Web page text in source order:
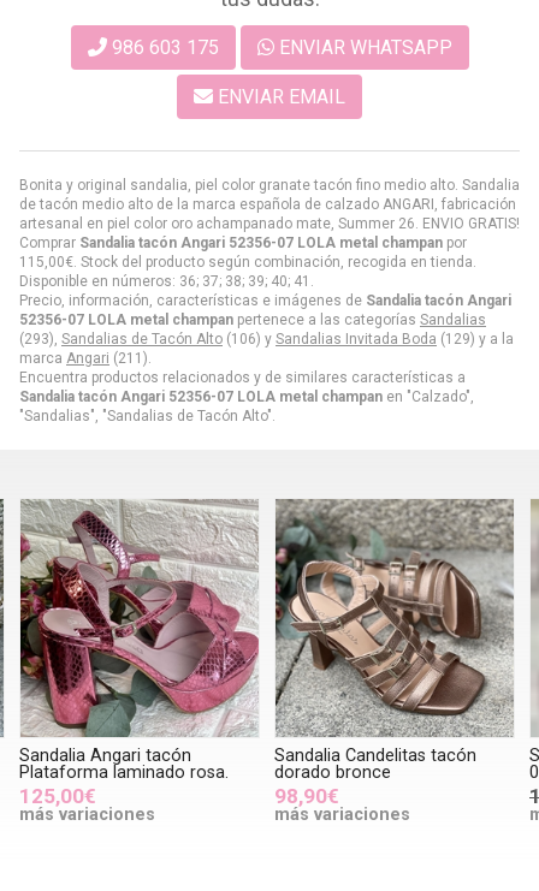
Bonita y original sandalia, piel color granate tacón fino medio alto. Sandalia
de tacón medio alto de la marca española de calzado ANGARI, fabricación
artesanal en piel color oro achampanado mate, Summer 26. ENVIO GRATIS!
Comprar Sandalia tacón Angari 52356-07 LOLA metal champan por
115,00€ . Stock del producto según combinación, recogida en tienda.
Disponible en números: 36; 37; 38; 39; 40; 41.
Precio, información, características e imágenes de Sandalia tacón Angari
52356-07 LOLA metal champan pertenece a las categorías Sandalias
(293), Sandalias de Tacón Alto (106) y Sandalias Invitada Boda (129) y a la
marca Angari (211).
Encuentra productos relacionados y de similares características a
Sandalia tacón Angari 52356-07 LOLA metal champan en "Calzado",
"Sandalias", "Sandalias de Tacón Alto".
986 603 175 ENVIAR WHATSAPP
ENVIAR EMAIL
Sandalia Angari tacón
Plataforma laminado rosa.
125,00€
más variaciones
Sandalia Candelitas tacón
dorado bronce
98,90€
más variaciones